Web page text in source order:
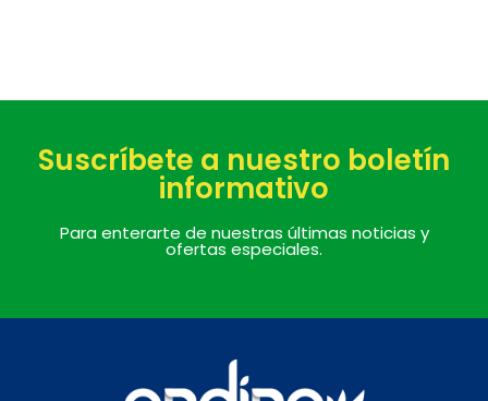
Suscríbete a nuestro boletín
informativo
Para enterarte de nuestras últimas noticias y
ofertas especiales.